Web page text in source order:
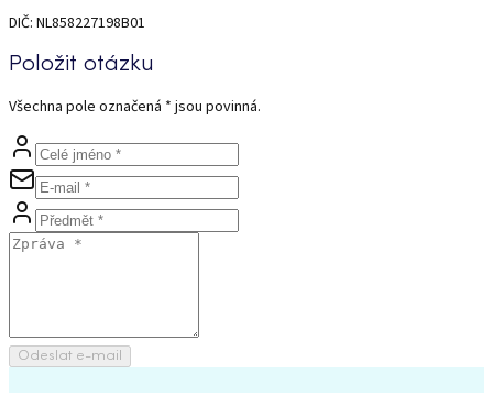
DIČ: NL858227198B01
Položit otázku
Všechna pole označená * jsou povinná.
Odeslat e-mail